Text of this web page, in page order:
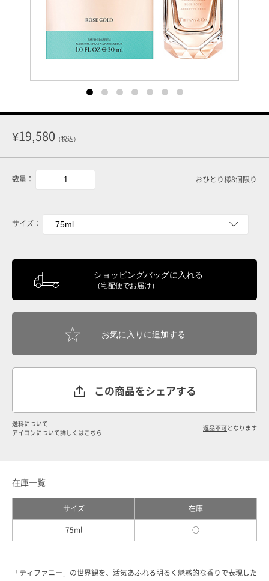
¥19,580 （税込）
数量： おひとり様8個限り
サイズ：
ショッピングバッグに入れる
（宅配便でお届け）
この商品をシェアする
送料について
アイコンについて詳しくはこちら
返品不可となります
在庫一覧
サイズ
在庫
75ml
○
「ティファニー」の世界観を、活気あふれる明るく魅惑的な香りで表現した